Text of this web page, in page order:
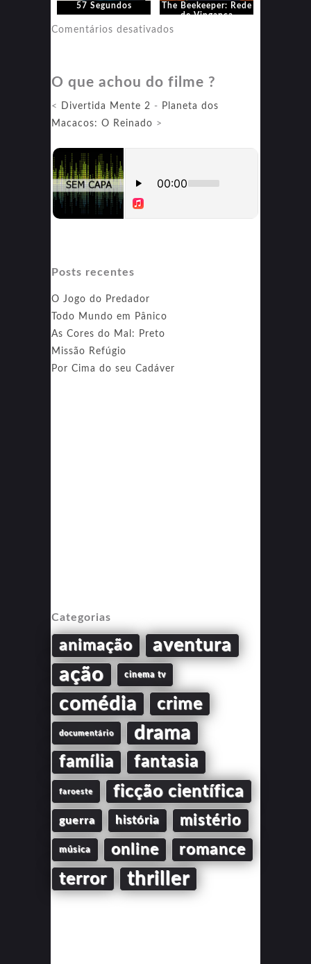
57 Segundos
The Beekeeper: Rede
de Vingança
Comentários desativados
Rede
O que achou do filme ?
< Divertida Mente 2 - Planeta dos
Macacos: O Reinado >
Posts recentes
O Jogo do Predador
Todo Mundo em Pânico
As Cores do Mal: Preto
Missão Refúgio
Por Cima do seu Cadáver
Categorias
animação aventura
ação cinema tv
comédia crime
documentário drama
família fantasia
faroeste ficção científica
guerra história mistério
música online romance
terror thriller